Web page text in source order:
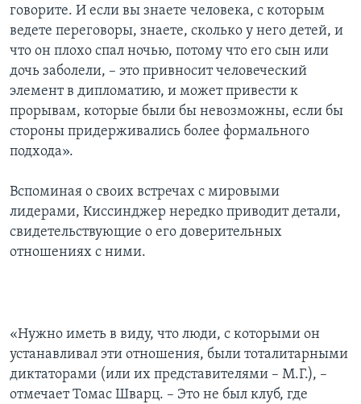
говорите. И если вы знаете человека, с которым
ведете переговоры, знаете, сколько у него детей, и
что он плохо спал ночью, потому что его сын или
дочь заболели, – это привносит человеческий
элемент в дипломатию, и может привести к
прорывам, которые были бы невозможны, если бы
стороны придерживались более формального
подхода».
Вспоминая о своих встречах с мировыми
лидерами, Киссинджер нередко приводит детали,
свидетельствующие о его доверительных
отношениях с ними.
«Нужно иметь в виду, что люди, с которыми он
устанавливал эти отношения, были тоталитарными
диктаторами (или их представителями – М.Г.), –
отмечает Томас Шварц. – Это не был клуб, где